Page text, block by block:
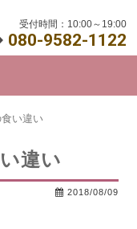
受付時間：10:00～19:00
080-9582-1122
い違い
違い
2018/08/09